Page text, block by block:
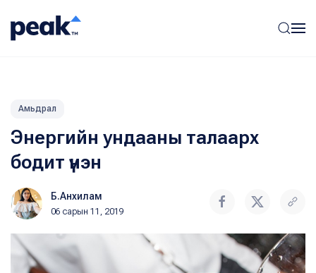
Амьдрал
Энергийн ундааны талаарх
бодит үнэн
Б.Анхилам
06 сарын 11, 2019